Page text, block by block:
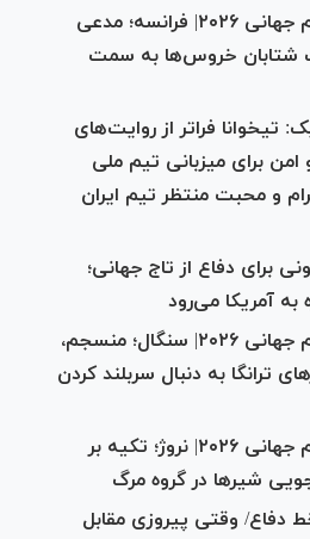
معرفی تیم‌های جام جهانی ۲۰۲۶| فرانسه؛ مدعی
شتابان خروس‌ها به سمت
تیخوانا فراتر از روایت‌های
برای میزبانی تیم ملی
و محبت منتظر تیم ایران‌
برای دفاع از تاج جهانی؛
به آمریکا می‌رود
معرفی تیم‌های جام جهانی ۲۰۲۶| سنگال؛ منسجم،
ترانگا به دنبال سربلند کردن
معرفی تیم‌های جام جهانی ۲۰۲۶| نروژ؛ تکیه بر
شیر‌ها در گروه مرگ
دفاع/ وقتی پیروزی مقابل